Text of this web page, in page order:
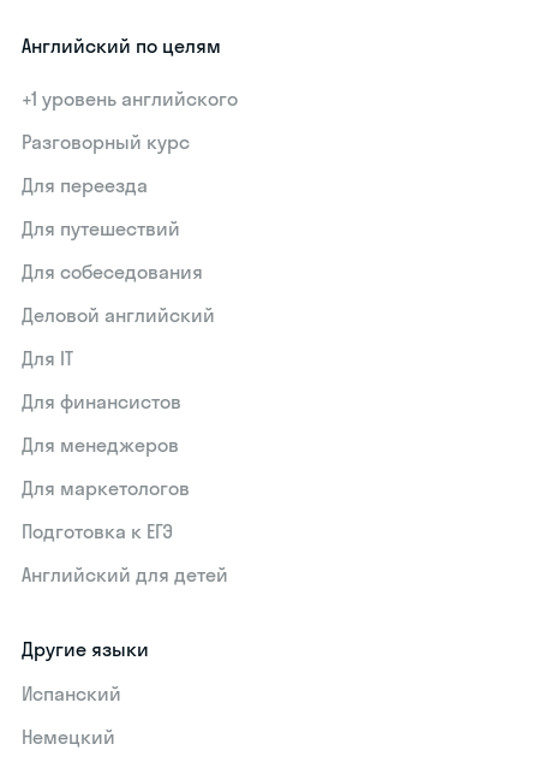
Английский по целям
+1 уровень английского
Разговорный курс
Для переезда
Для путешествий
Для собеседования
Деловой английский
Для IT
Для финансистов
Для менеджеров
Для маркетологов
Подготовка к ЕГЭ
Английский для детей
Другие языки
Испанский
Немецкий